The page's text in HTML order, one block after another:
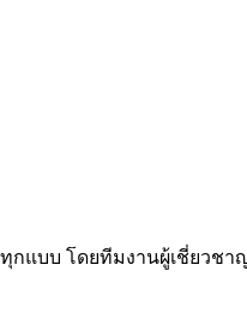
กแบบ โดยทีมงานผู้เชี่ยวช